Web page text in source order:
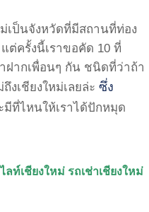
เป็นจังหวัดที่มีสถานที่ท่อง
ต่ครั้งนี้เราขอคัด 10 ที่
ฝากเพื่อนๆ กัน ชนิดที่ว่าถ้า
งเชียงใหม่เลยล่ะ ซึ่ง
มีที่ไหนให้เราได้ปักหมุด
ลท์เชียงใหม่ รถเช่าเชียงใหม่